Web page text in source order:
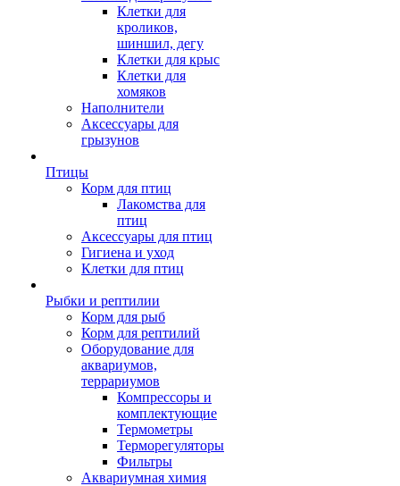
Клетки для
кроликов,
шиншил, дегу
Клетки для крыс
Клетки для
хомяков
Наполнители
Аксессуары для
грызунов
Птицы
Корм для птиц
Лакомства для
птиц
Аксессуары для птиц
Гигиена и уход
Клетки для птиц
Рыбки и рептилии
Корм для рыб
Корм для рептилий
Оборудование для
аквариумов,
террариумов
Компрессоры и
комплектующие
Термометры
Терморегуляторы
Фильтры
Аквариумная химия